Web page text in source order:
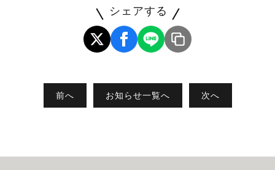
シェアする
前へ お知らせ一覧へ 次へ